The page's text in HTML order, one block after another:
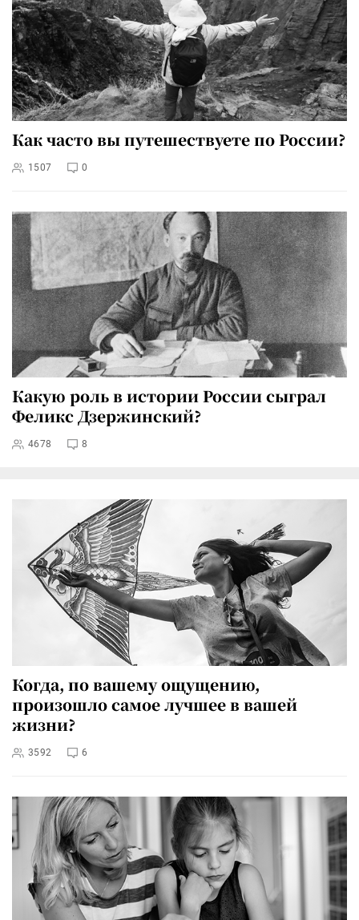
Как часто вы путешествуете по России?
1507 0
Какую роль в истории России сыграл
Феликс Дзержинский?
4678 8
Когда, по вашему ощущению,
произошло самое лучшее в вашей
жизни?
3592 6